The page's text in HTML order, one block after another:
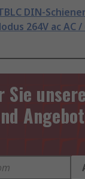
DIN-
264V ac AC /
Sie